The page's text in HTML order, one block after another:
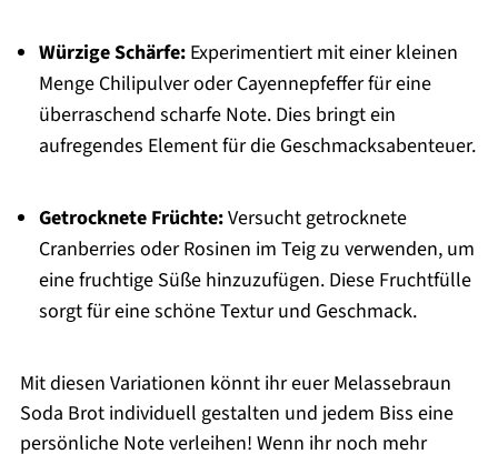
Würzige Schärfe:Experimentiert mit einer kleinen
Menge Chilipulver oder Cayennepfeffer für eine
überraschend scharfe Note. Dies bringt ein
aufregendes Element für die Geschmacksabenteuer.
Getrocknete Früchte:Versucht getrocknete
Cranberries oder Rosinen im Teig zu verwenden, um
eine fruchtige Süße hinzuzufügen. Diese Fruchtfülle
sorgt für eine schöne Textur und Geschmack.
Mit diesen Variationen könnt ihr euer Melassebraun
Soda Brot individuell gestalten und jedem Biss eine
persönliche Note verleihen! Wenn ihr noch mehr